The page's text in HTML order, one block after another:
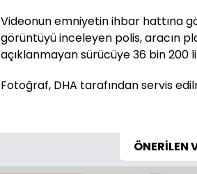
Videonun emniyetin ihbar hattına
görüntüyü inceleyen polis, aracın
açıklanmayan sürücüye 36 bin 200
Fotoğraf, DHA tarafından servis
ÖNERİLEN